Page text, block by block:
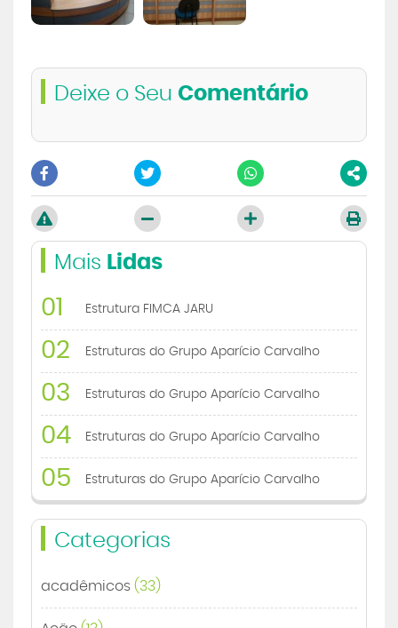
Deixe o Seu Comentário
Mais Lidas
01 Estrutura FIMCA JARU
02 Estruturas do Grupo Aparício Carvalho
03 Estruturas do Grupo Aparício Carvalho
04 Estruturas do Grupo Aparício Carvalho
05 Estruturas do Grupo Aparício Carvalho
Categorias
acadêmicos (33)